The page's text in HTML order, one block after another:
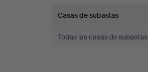
en
Skandia
Casas de subastas
Todas las casas de subastas